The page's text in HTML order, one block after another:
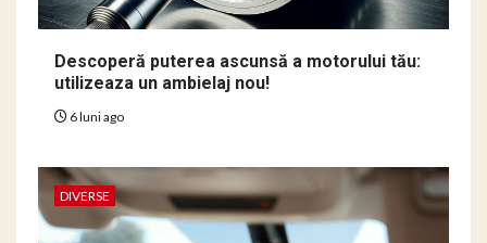
Descoperă puterea ascunsă a motorului tău:
utilizeaza un ambielaj nou!
6 luni ago
DIVERSE